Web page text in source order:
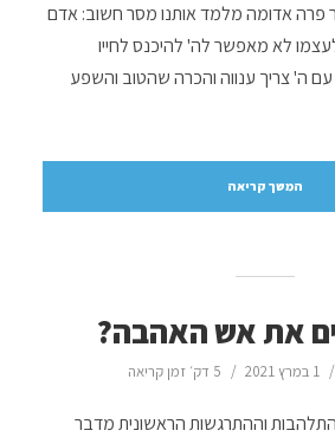
אדומה מלמד אותנו מסר חשוב: אדם
לא מאפשר לה' להיכנס לחייו
ה' צריך ענווה והכרה שהטוב והשפע
המשך קריאה
את אש האהבה?
1 במרץ 2021 5 דק׳ זמן קריאה
וההתרגשות הראשונית מדבר